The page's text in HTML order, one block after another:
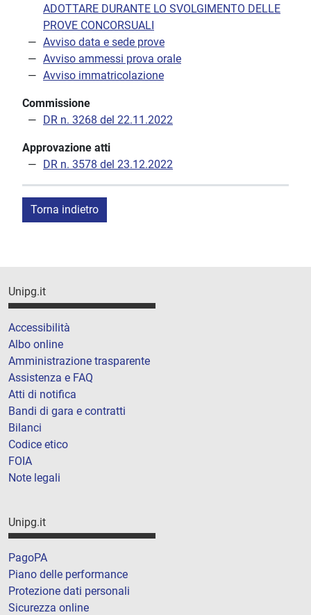
ADOTTARE DURANTE LO SVOLGIMENTO DELLE
PROVE CONCORSUALI
Avviso data e sede prove
Avviso ammessi prova orale
Avviso immatricolazione
Commissione
DR n. 3268 del 22.11.2022
Approvazione atti
DR n. 3578 del 23.12.2022
Torna indietro
Unipg.it
Accessibilità
Albo online
Amministrazione trasparente
Assistenza e FAQ
Atti di notifica
Bandi di gara e contratti
Bilanci
Codice etico
FOIA
Note legali
Unipg.it
PagoPA
Piano delle performance
Protezione dati personali
Sicurezza online